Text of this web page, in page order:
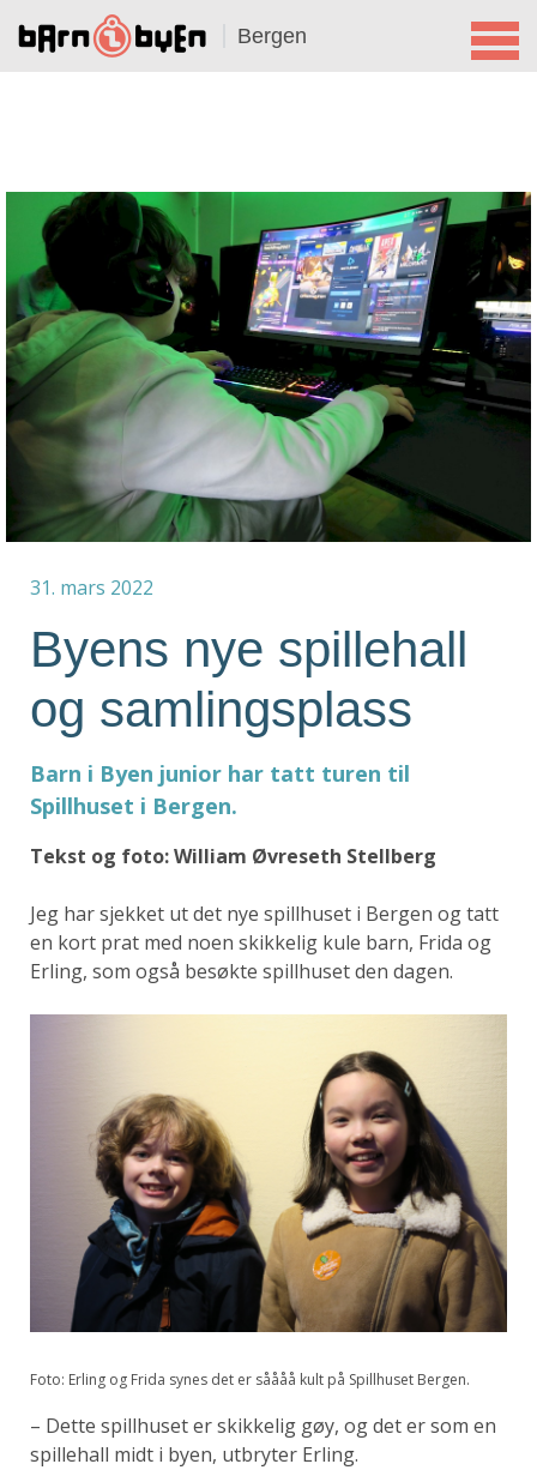
Bergen
31. mars 2022
Byens nye spillehall
og samlingsplass
Barn i Byen junior har tatt turen til
Spillhuset i Bergen.
Tekst og foto: William Øvreseth Stellberg
Jeg har sjekket ut det nye spillhuset i Bergen og tatt
en kort prat med noen skikkelig kule barn, Frida og
Erling, som også besøkte spillhuset den dagen.
Foto: Erling og Frida synes det er såååå kult på Spillhuset Bergen.
– Dette spillhuset er skikkelig gøy, og det er som en
spillehall midt i byen, utbryter Erling.